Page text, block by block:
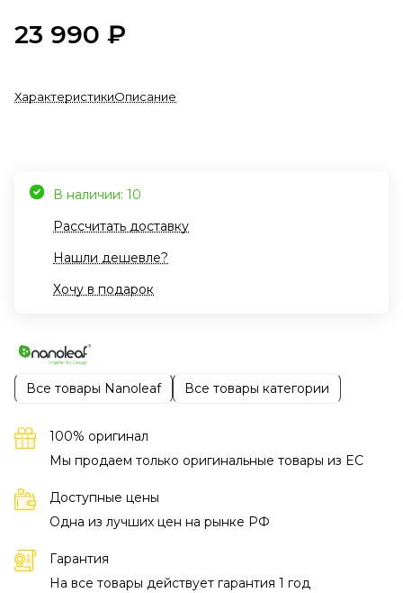
23 990 ₽
ХарактеристикиОписание
В наличии: 10
Рассчитать доставку
Нашли дешевле?
Хочу в подарок
Все товары Nanoleaf Все товары категории
100% оригинал
Мы продаем только оригинальные товары из EC
Доступные цены
Одна из лучших цен на рынке РФ
Гарантия
На все товары действует гарантия 1 год